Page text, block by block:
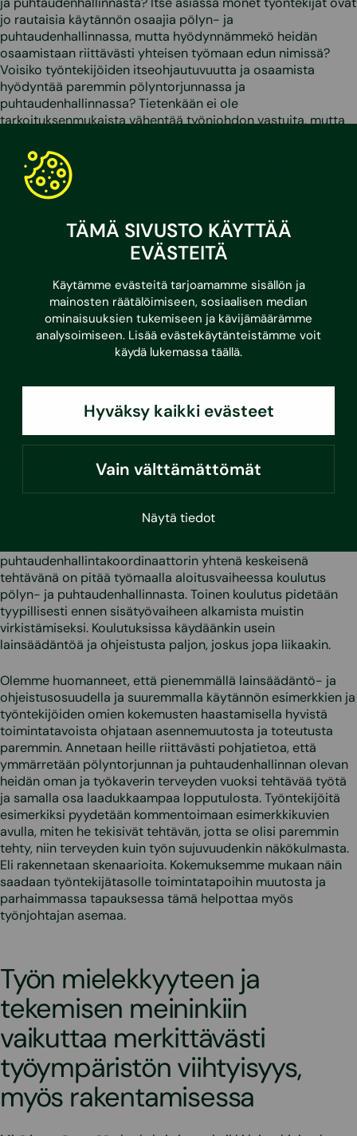
TÄMÄ SIVUSTO KÄYTTÄÄ
EVÄSTEITÄ
Käytämme evästeitä tarjoamamme sisällön ja
mainosten räätälöimiseen, sosiaalisen median
ominaisuuksien tukemiseen ja kävijämäärämme
analysoimiseen. Lisää evästekäytänteistämme voit
käydä lukemassa täällä.
Hyväksy kaikki evästeet
Vain välttämättömät
Näytä tiedot
jo rautaisia käytännön osaajia pölyn- ja
puhtaudenhallinnassa, mutta hyödynnämmekö heidän
osaamistaan riittävästi yhteisen työmaan edun nimissä?
Voisiko työntekijöiden itseohjautuvuutta ja osaamista
hyödyntää paremmin pölyntorjunnassa ja
puhtaudenhallinnassa? Tietenkään ei ole
tarkoituksenmukaista vähentää työnjohdon vastuita, mutta
työntekijöillä piilossa olevaa potentiaalia työn
turvallisuuden, tehokkuuden, laadun ja taloudellisuuden
kehittämisessä.
Työturvallisuuskulttuurin kehittäminen, ottaen huomioon
myös pölyntorjunta ja puhtaudenhallinta, tapahtuu
yhteistyössä. Koulutus antaa tilaa muutokselle paremmasta
työtä sekä työntekijöiden että työnjohdon ammattitaidon
kehittämiseksi nykyrakentamisen vaatimusten mukaiseksi.
Jotta työturvallisuuskulttuuri pääsee aidosti kehittymään
työmailla, tarvitsemme vuorovaikutuksellisuutta työmaalla
toimivien henkilöiden välillä. Jokaisella meistä on
ymmärretyksi.
Haastetaan toinen
toisiamme!
Rakennuttajan asettamien rakennustöiden P1-
puhtaudenhallintakoordinaattorin yhtenä keskeisenä
tehtävänä on pitää työmaalla aloitusvaiheessa koulutus
pölyn- ja puhtaudenhallinnasta. Toinen koulutus pidetään
tyypillisesti ennen sisätyövaiheen alkamista muistin
virkistämiseksi. Koulutuksissa käydäänkin usein
lainsäädäntöä ja ohjeistusta paljon, joskus jopa liikaakin.
Olemme huomanneet, että pienemmällä lainsäädäntö- ja
ohjeistusosuudella ja suuremmalla käytännön esimerkkien ja
työntekijöiden omien kokemusten haastamisella hyvistä
toimintatavoista ohjataan asennemuutosta ja toteutusta
paremmin. Annetaan heille riittävästi pohjatietoa, että
ymmärretään pölyntorjunnan ja puhtaudenhallinnan olevan
heidän oman ja työkaverin terveyden vuoksi tehtävää työtä
ja samalla osa laadukkaampaa lopputulosta. Työntekijöitä
esimerkiksi pyydetään kommentoimaan esimerkkikuvien
avulla, miten he tekisivät tehtävän, jotta se olisi paremmin
tehty, niin terveyden kuin työn sujuvuudenkin näkökulmasta.
Eli rakennetaan skenaarioita. Kokemuksemme mukaan näin
saadaan työntekijätasolle toimintatapoihin muutosta ja
parhaimmassa tapauksessa tämä helpottaa myös
työnjohtajan asemaa.
Työn mielekkyyteen ja
tekemisen meininkiin
vaikuttaa merkittävästi
työympäristön viihtyisyys,
myös rakentamisessa